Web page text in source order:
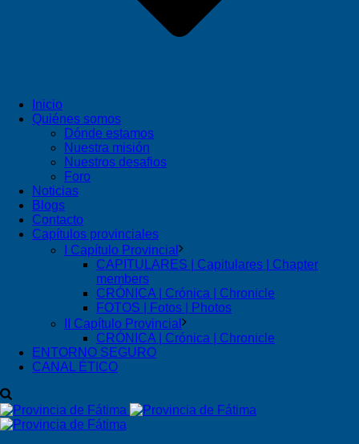
Inicio
Quiénes somos
Dónde estamos
Nuestra misión
Nuestros desafios
Foro
Noticias
Blogs
Contacto
Capítulos provinciales
I Capítulo Provincial
CAPITULARES | Capitulares | Chapter
members
CRÓNICA | Crónica | Chronicle
FOTOS | Fotos | Photos
II Capítulo Provincial
CRÓNICA | Crónica | Chronicle
ENTORNO SEGURO
CANAL ÉTICO